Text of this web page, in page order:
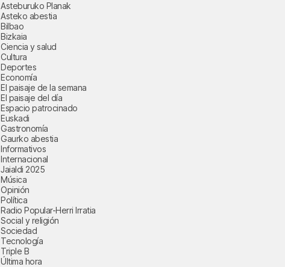
Asteburuko Planak
Asteko abestia
Bilbao
Bizkaia
Ciencia y salud
Cultura
Deportes
Economía
El paisaje de la semana
El paisaje del día
Espacio patrocinado
Euskadi
Gastronomía
Gaurko abestia
Informativos
Internacional
Jaialdi 2025
Música
Opinión
Política
Radio Popular-Herri Irratia
Social y religión
Sociedad
Tecnología
Triple B
Última hora